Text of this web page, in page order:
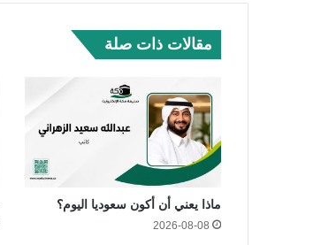
مقالات ذات صلة
ماذا يعني أن أكون سعوديا اليوم؟
2026-08-08